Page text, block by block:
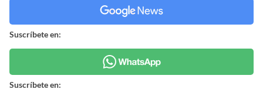
Suscríbete en:
Suscríbete en: